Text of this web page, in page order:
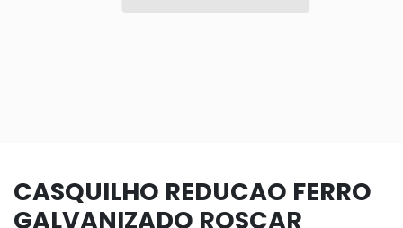
CASQUILHO REDUCAO FERRO
GALVANIZADO ROSCAR